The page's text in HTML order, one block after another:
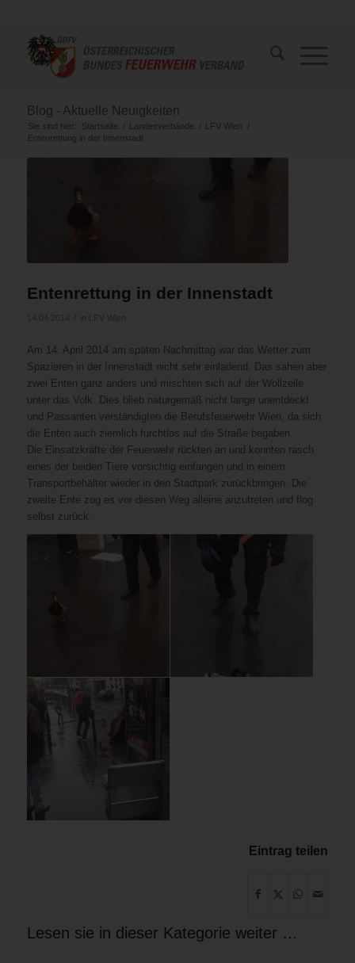
Blog - Aktuelle Neuigkeiten
Sie sind hier: Startseite / Landesverbände / LFV Wien
/
Entenrettung in der Innenstadt
Entenrettung in der Innenstadt
Am 14. April 2014 am späten Nachmittag war das Wetter zum
Spazieren in der Innenstadt nicht sehr einladend. Das sahen aber
zwei Enten ganz anders und mischten sich auf der Wollzeile
unter das Volk. Dies blieb naturgemäß nicht lange unentdeckt
und Passanten verständigten die Berufsfeuerwehr Wien, da sich
die Enten auch ziemlich furchtlos auf die Straße begaben.
Die Einsatzkräfte der Feuerwehr rückten an und konnten rasch
eines der beiden Tiere vorsichtig einfangen und in einem
Transportbehälter wieder in den Stadtpark zurückbringen. Die
zweite Ente zog es vor diesen Weg alleine anzutreten und flog
selbst zurück.
Eintrag teilen
Lesen sie in dieser Kategorie weiter …